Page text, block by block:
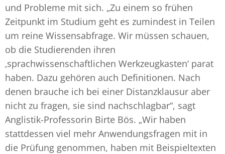
und Probleme mit sich. „Zu einem so frühen
Zeitpunkt im Studium geht es zumindest in Teilen
um reine Wissensabfrage. Wir müssen schauen,
ob die Studierenden ihren
‚sprachwissenschaftlichen Werkzeugkasten‘ parat
haben. Dazu gehören auch Definitionen. Nach
denen brauche ich bei einer Distanzklausur aber
nicht zu fragen, sie sind nachschlagbar“, sagt
Anglistik-Professorin Birte Bös. „Wir haben
stattdessen viel mehr Anwendungsfragen mit in
die Prüfung genommen, haben mit Beispieltexten